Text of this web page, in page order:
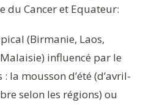
du Cancer et Equateur:
(Birmanie, Laos,
influencé par le
la mousson d’été (d’avril-
selon les régions) ou